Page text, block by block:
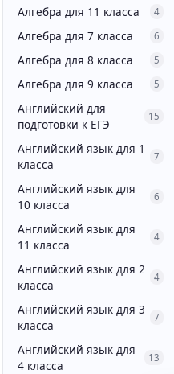
Алгебра для 11 класса 4
Алгебра для 7 класса 6
Алгебра для 8 класса 5
Алгебра для 9 класса 5
Английский для
подготовки к ЕГЭ
15
Английский язык для 1
класса
7
Английский язык для
10 класса
6
Английский язык для
11 класса
4
Английский язык для 2
класса
4
Английский язык для 3
класса
7
Английский язык для
4 класса
13